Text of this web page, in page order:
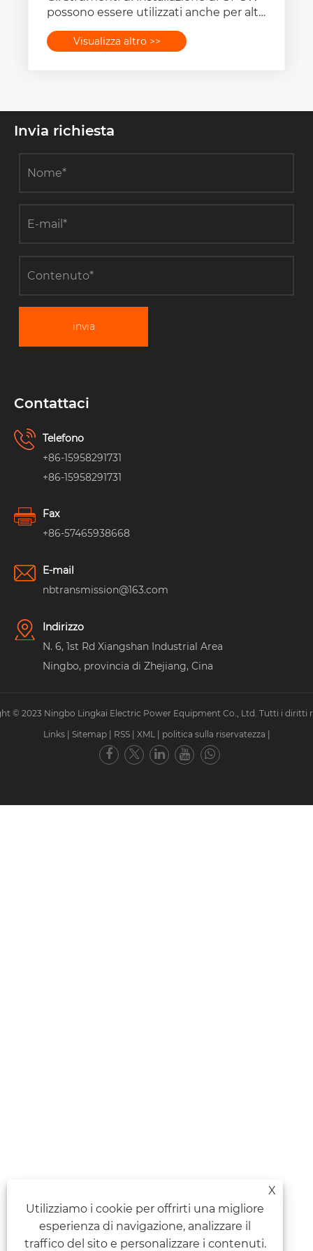
possono essere utilizzati anche per altri
Visualizza altro >>
Invia richiesta
invia
Contattaci
Telefono
+86-15958291731
+86-15958291731
Fax
+86-57465938668
E-mail
nbtransmission@163.com
Indirizzo
N. 6, 1st Rd Xiangshan Industrial Area
Ningbo, provincia di Zhejiang, Cina
© 2023 Ningbo Lingkai Electric Power Equipment Co., Ltd. Tutti i diritti
Links
Sitemap RSS XML politica sulla riservatezza
X
Utilizziamo i cookie per offrirti una migliore
esperienza di navigazione, analizzare il
traffico del sito e personalizzare i contenuti.